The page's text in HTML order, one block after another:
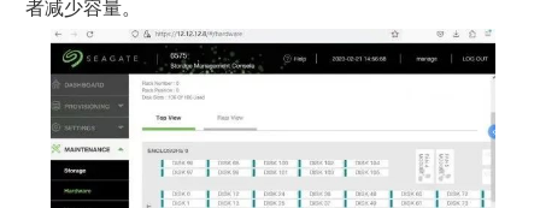
者减少容量。